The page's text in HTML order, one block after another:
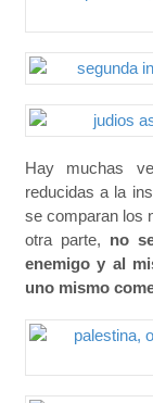
Hay muchas
reducidas a la
se comparan los
otra parte, no
enemigo y al
uno mismo